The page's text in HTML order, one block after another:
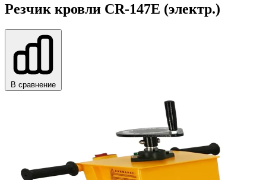
Резчик кровли CR-147E (электр.)
В сравнение